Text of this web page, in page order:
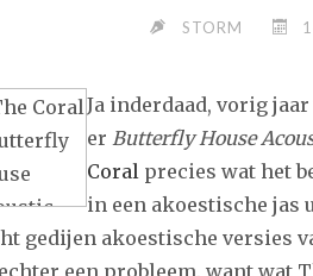
STORM
Ja inderdaad, vorig
er Butterfly House
Coralprecies wat het
in een akoestische jas
gedijen akoestische versies